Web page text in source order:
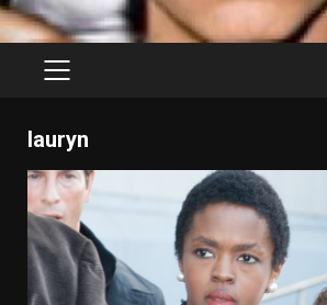
PRIMARY
lauryn